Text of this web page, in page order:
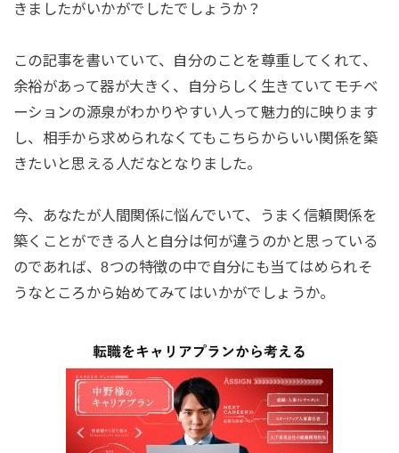
きましたがいかがでしたでしょうか？
この記事を書いていて、自分のことを尊重してくれて、
余裕があって器が大きく、自分らしく生きていてモチベ
ーションの源泉がわかりやすい人って魅力的に映ります
し、相手から求められなくてもこちらからいい関係を築
きたいと思える人だなとなりました。
今、あなたが人間関係に悩んでいて、うまく信頼関係を
築くことができる人と自分は何が違うのかと思っている
のであれば、8つの特徴の中で自分にも当てはめられそ
うなところから始めてみてはいかがでしょうか。